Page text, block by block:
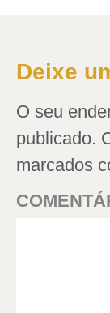
Deixe
O seu
publicado.
marcados